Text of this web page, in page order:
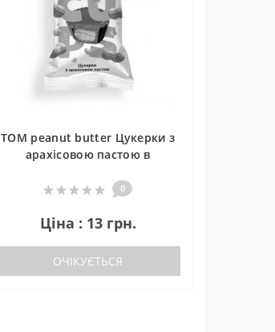
TOM peanut butter Цукерки з
арахісовою пастою в
0
Ціна : 13 грн.
ОЧІКУЄТЬСЯ